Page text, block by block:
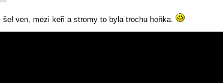
ven, mezi keři a stromy to byla trochu hoňka.